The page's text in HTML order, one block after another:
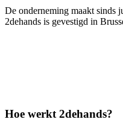
De onderneming maakt sinds
2dehands is gevestigd in
Hoe werkt 2dehands?